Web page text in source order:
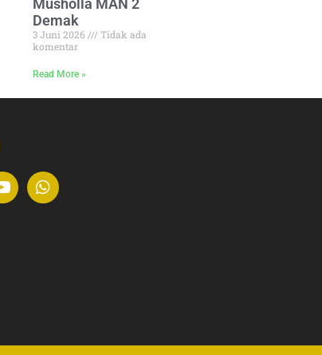
Musholla MAN 2
Demak
3 Juni 2026
Tidak ada
komentar
Read More »